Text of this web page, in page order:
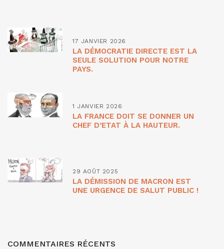
17 JANVIER 2026
LA DÉMOCRATIE DIRECTE EST LA
SEULE SOLUTION POUR NOTRE
PAYS.
1 JANVIER 2026
LA FRANCE DOIT SE DONNER UN
CHEF D’ETAT À LA HAUTEUR.
29 AOÛT 2025
LA DÉMISSION DE MACRON EST
UNE URGENCE DE SALUT PUBLIC !
COMMENTAIRES RÉCENTS